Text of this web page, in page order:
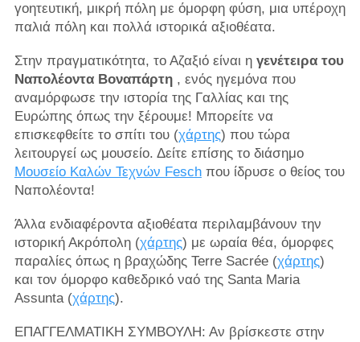
γοητευτική, μικρή πόλη με όμορφη φύση, μια υπέροχη
παλιά πόλη και πολλά ιστορικά αξιοθέατα.
Στην πραγματικότητα, το Αζαξιό είναι η γενέτειρα του
Ναπολέοντα Βοναπάρτη, ενός ηγεμόνα που
αναμόρφωσε την ιστορία της Γαλλίας και της
Ευρώπης όπως την ξέρουμε! Μπορείτε να
επισκεφθείτε το σπίτι του (χάρτης) που τώρα
λειτουργεί ως μουσείο. Δείτε επίσης το διάσημο
Μουσείο Καλών Τεχνών Feschπου ίδρυσε ο θείος του
Ναπολέοντα!
Άλλα ενδιαφέροντα αξιοθέατα περιλαμβάνουν την
ιστορική Ακρόπολη (χάρτης) με ωραία θέα, όμορφες
παραλίες όπως η βραχώδης Terre Sacrée (χάρτης)
και τον όμορφο καθεδρικό ναό της Santa Maria
Assunta (χάρτης).
ΕΠΑΓΓΕΛΜΑΤΙΚΗ ΣΥΜΒΟΥΛΗ: Αν βρίσκεστε στην